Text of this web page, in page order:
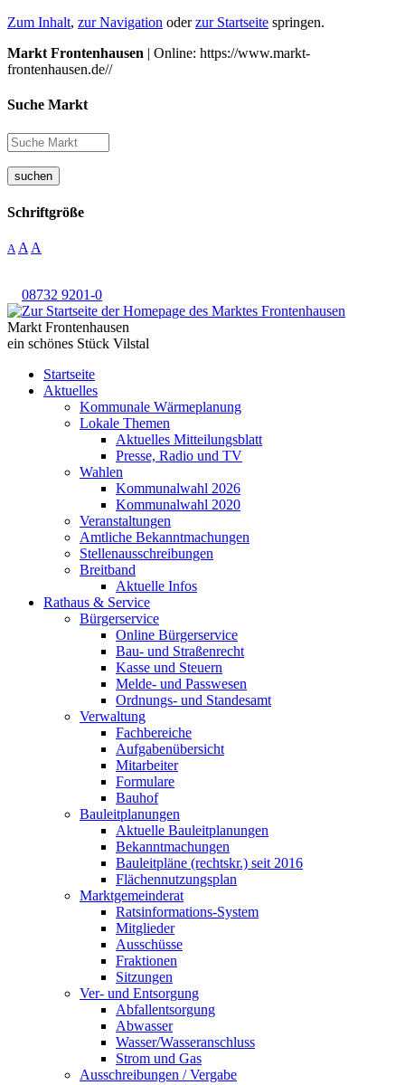
Zum Inhalt, zur Navigation oderzur Startseite springen.
Markt Frontenhausen | Online: https://www.markt-
frontenhausen.de//
Suche Markt
suchen
Schriftgröße
A A A
08732 9201-0
Markt Frontenhausen
ein schönes Stück Vilstal
Startseite
Aktuelles
Kommunale Wärmeplanung
Lokale Themen
Aktuelles Mitteilungsblatt
Presse, Radio und TV
Wahlen
Kommunalwahl 2026
Kommunalwahl 2020
Veranstaltungen
Amtliche Bekanntmachungen
Stellenausschreibungen
Breitband
Aktuelle Infos
Rathaus & Service
Bürgerservice
Online Bürgerservice
Bau- und Straßenrecht
Kasse und Steuern
Melde- und Passwesen
Ordnungs- und Standesamt
Verwaltung
Fachbereiche
Aufgabenübersicht
Mitarbeiter
Formulare
Bauhof
Bauleitplanungen
Aktuelle Bauleitplanungen
Bekanntmachungen
Bauleitpläne (rechtskr.) seit 2016
Flächennutzungsplan
Marktgemeinderat
Ratsinformations-System
Mitglieder
Ausschüsse
Fraktionen
Sitzungen
Ver- und Entsorgung
Abfallentsorgung
Abwasser
Wasser/Wasseranschluss
Strom und Gas
Ausschreibungen / Vergabe